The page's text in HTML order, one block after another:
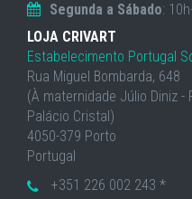
Segunda a Sábado:
LOJA CRIVART
Estabelecimento Portugal
Rua Miguel Bombarda, 648
(À maternidade Júlio Diniz
Palácio Cristal)
4050-379 Porto
Portugal
+351 226 002 243 *